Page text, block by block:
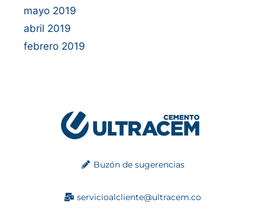
mayo 2019
abril 2019
febrero 2019
Buzón de sugerencias
servicioalcliente@ultracem.co